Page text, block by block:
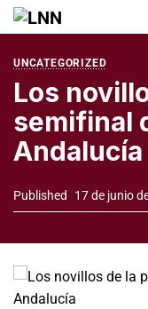
UNCATEGORIZED
Los
semifinal
Andalucía
Published 17 de junio